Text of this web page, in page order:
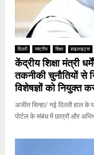
दिल्ली राष्ट्रीय शिक्षा हाइलाइट्स
केंद्रीय शिक्षा मंत्री
तकनीकी चुनौतियों
विशेषज्ञों को नियुक्त
अजीत सिन्हा/ नई दिल्ली हाल के
पोर्टल के संबंध में छात्रों और